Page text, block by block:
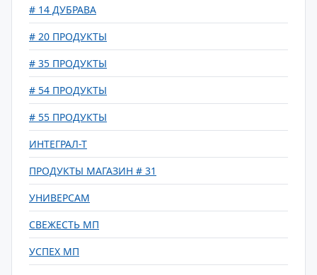
# 14 ДУБРАВА
# 20 ПРОДУКТЫ
# 35 ПРОДУКТЫ
# 54 ПРОДУКТЫ
# 55 ПРОДУКТЫ
ИНТЕГРАЛ-Т
ПРОДУКТЫ МАГАЗИН # 31
УНИВЕРСАМ
СВЕЖЕСТЬ МП
УСПЕХ МП